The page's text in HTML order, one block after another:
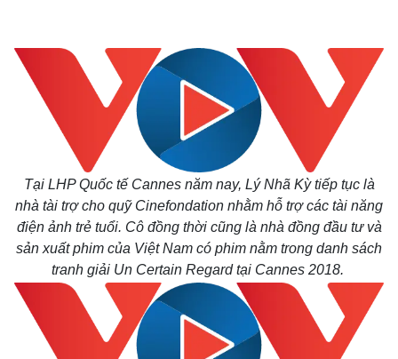
Tại LHP Quốc tế Cannes năm nay, Lý Nhã Kỳ tiếp tục là
nhà tài trợ cho quỹ Cinefondation nhằm hỗ trợ các tài năng
điện ảnh trẻ tuổi. Cô đồng thời cũng là nhà đồng đầu tư và
sản xuất phim của Việt Nam có phim nằm trong danh sách
tranh giải Un Certain Regard tại Cannes 2018.